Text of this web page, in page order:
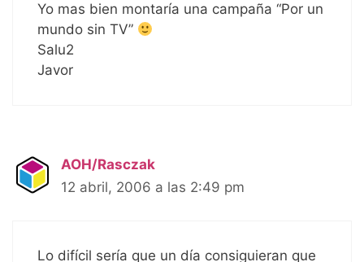
Yo mas bien montaría una campaña “Por un
mundo sin TV”
Salu2
Javor
AOH/Rasczak
12 abril, 2006 a las 2:49 pm
Lo difícil sería que un día consiguieran que